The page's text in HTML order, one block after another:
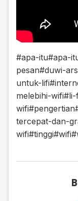
#apa-itu#apa-
pesan#duwi-
untuk-lifi
melebihi-wifi#li-
wifi#pengertian
tercepat-dan-
wifi#tinggi#wifi